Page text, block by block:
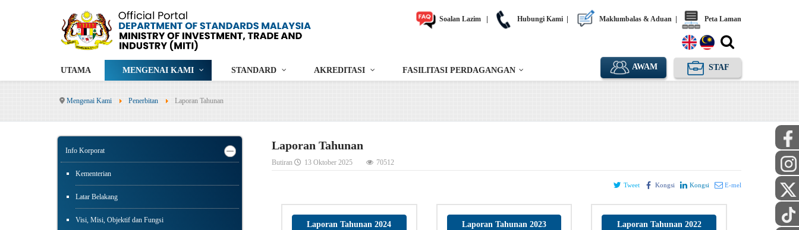
Soalan Lazim Hubungi Kami Maklumbalas & Aduan Peta Laman
UTAMA MENGENAI KAMI STANDARD AKREDITASI FASILITASI PERDAGANGAN AWAM STAF
Mengenai Kami Penerbitan Laporan Tahunan
Info Korporat
Kementerian
Latar Belakang
Visi, Misi, Objektif dan Fungsi
Laporan Tahunan
Butiran 13 Oktober 2025 70512
Tweet Kongsi Kongsi E-mel
Laporan Tahunan 2024 Laporan Tahunan 2023 Laporan Tahunan 2022